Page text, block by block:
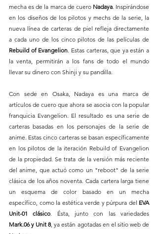
mecha es de la marca de cuero Nadaya. Inspirándose
en los diseños de los pilotos y mechs de la serie, la
nueva línea de carteras de piel refleja directamente
Rebuild of Evangelion . Estas carteras, que ya están a
la venta, permitirán a los fans de todo el mundo
llevar su dinero con Shinji y su pandilla.
Con sede en Osaka, Nadaya es una marca de
artículos de cuero que ahora se asocia con la popular
franquicia Evangelion. El resultado es una serie de
carteras basadas en los personajes de la serie de
anime. Estas cinco carteras se basan específicamente
en los pilotos de la iteración Rebuild of Evangelion
de la propiedad. Se trata de la versión más reciente
del anime, que actuó como un "reboot" de la serie
clásica de los años noventa. Cada cartera larga tiene
un esquema de color basado en un mecha
específico, como la estética verde y púrpura del EVA
Unit-01 clásico
Mark.06 y Unit 8, ya están agotadas en el sitio web de